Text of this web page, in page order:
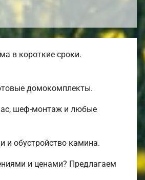
в короткие сроки.
домокомплекты.
шеф-монтаж и любые
и обустройство камина.
и ценами? Предлагаем